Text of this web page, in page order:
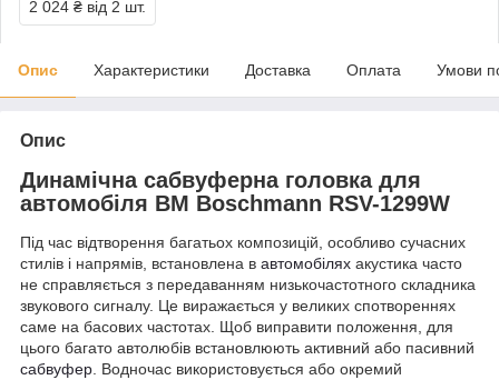
2 024 ₴ від 2 шт.
Опис Характеристики Доставка Оплата Умови
Опис
Динамічна сабвуферна головка для
автомобіля BM Boschmann RSV-1299W
Під час відтворення багатьох композицій, особливо сучасних
стилів і напрямів, встановлена в автомобілях акустика часто
не справляється з передаванням низькочастотного складника
звукового сигналу. Це виражається у великих спотвореннях
саме на басових частотах. Щоб виправити положення, для
цього багато автолюбів встановлюють активний або пасивний
сабвуфер. Водночас використовується або окремий